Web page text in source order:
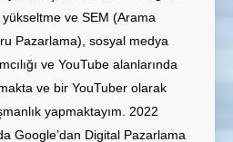
ve SEM (Arama
Pazarlama), sosyal medya
ve YouTube alanlarında
ve bir YouTuber olarak
yapmaktayım. 2022
Google’dan Digital Pazarlama